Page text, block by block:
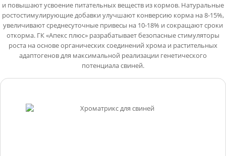
и повышают усвоение питательных веществ из кормов. Натуральные
ростостимулирующие добавки улучшают конверсию корма на 8-15%,
увеличивают среднесуточные привесы на 10-18% и сокращают сроки
откорма. ГК «Апекс плюс» разрабатывает безопасные стимуляторы
роста на основе органических соединений хрома и растительных
адаптогенов для максимальной реализации генетического
потенциала свиней.